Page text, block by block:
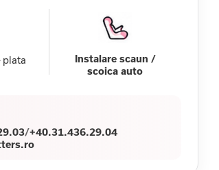
plata
Instalare scaun /
scoica auto
/+40.31.436.29.04